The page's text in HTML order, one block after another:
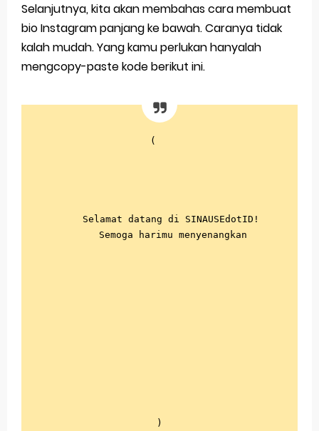
Selanjutnya, kita akan membahas cara membuat
bio Instagram panjang ke bawah. Caranya tidak
kalah mudah. Yang kamu perlukan hanyalah
mengcopy-paste kode berikut ini.
( ⠀
⠀⠀⠀⠀Selamat datang di SINAUSEdotID!
)